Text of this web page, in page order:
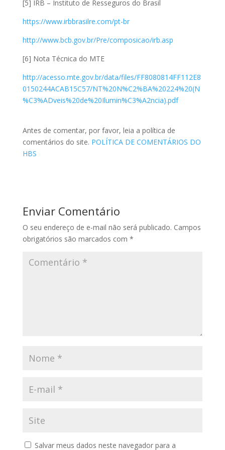
[5] IRB – Instituto de Resseguros do Brasil
https://www.irbbrasilre.com/pt-br
http://www.bcb.gov.br/Pre/composicao/irb.asp
[6] Nota Técnica do MTE
http://acesso.mte.gov.br/data/files/FF8080814FF112E8
0150244ACAB15C57/NT%20N%C2%BA%20224%20(N
%C3%ADveis%20de%20Ilumin%C3%A2ncia).pdf
Antes de comentar, por favor, leia a política de
comentários do site. POLÍTICA DE COMENTÁRIOS DO
HBS
Enviar Comentário
O seu endereço de e-mail não será publicado. Campos
obrigatórios são marcados com *
Salvar meus dados neste navegador para a